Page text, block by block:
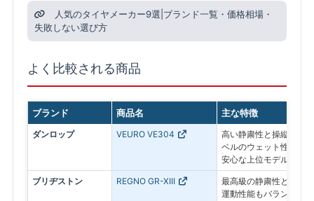
人気のタイヤメーカー9選|ブランド一覧・価格相場・
失敗しない選び方
よく比較される商品
ブランド 商品名 主な特徴
ダンロップ VEURO VE304
高い静粛性と操縦安定
ベルのウェット性能を
安心な上位モデル
ブリヂストン REGNO GR-XIII
最高級の静粛性と乗り
運動性能もバランスさ